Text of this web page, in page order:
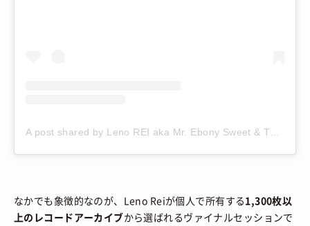
A post shared by Leno REI aka Mr. Ebony Sweet & TAMAT (@leno.rei)
なかでも象徴的なのが、Leno Reiが個人で所有する1,300枚以
上のレコードアーカイブから選ばれるヴァイナルセッションで